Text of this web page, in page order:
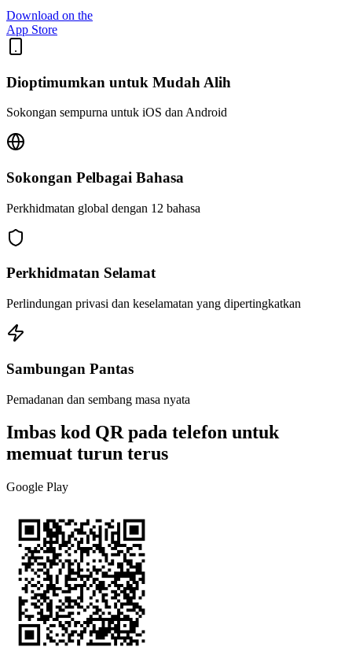
Download on the
App Store
Dioptimumkan untuk Mudah Alih
Sokongan sempurna untuk iOS dan Android
Sokongan Pelbagai Bahasa
Perkhidmatan global dengan 12 bahasa
Perkhidmatan Selamat
Perlindungan privasi dan keselamatan yang dipertingkatkan
Sambungan Pantas
Pemadanan dan sembang masa nyata
Imbas kod QR pada telefon untuk
memuat turun terus
Google Play